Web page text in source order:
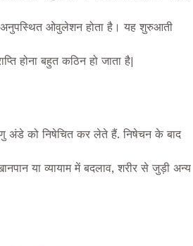
ओवुलेशन होता है। यह शुरुआती
होना बहुत कठिन हो जाता है|
अंडे को निषेचित कर लेते हैं. निषेचन के बाद
या व्यायाम में बदलाव, शरीर से जुड़ी अन्य